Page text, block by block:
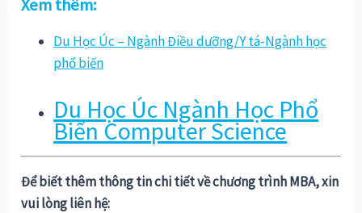
Xem thêm:
Du Học Úc – Ngành Điều dưỡng/Y tá-Ngành học
phổ biến
Du Học Úc Ngành Học Phổ
Biến Computer Science
Để biết thêm thông tin chi tiết về chương trình MBA, xin
vui lòng liên hệ: